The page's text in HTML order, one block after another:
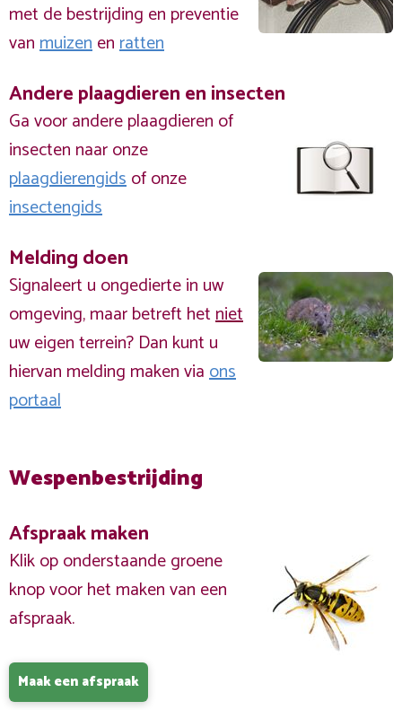
met de bestrijding en preventie
vanmuizenenratten
Andere plaagdieren en insecten
Ga voor andere plaagdieren of
insecten naar onze
plaagdierengidsof onze
insectengids
Melding doen
Signaleert u ongedierte in uw
omgeving, maar betreft hetniet
uw eigen terrein? Dan kunt u
hiervan melding maken viaons
portaal
Wespenbestrijding
Afspraak maken
Klik op onderstaande groene
knop voor het maken van een
afspraak.
Maak een afspraak